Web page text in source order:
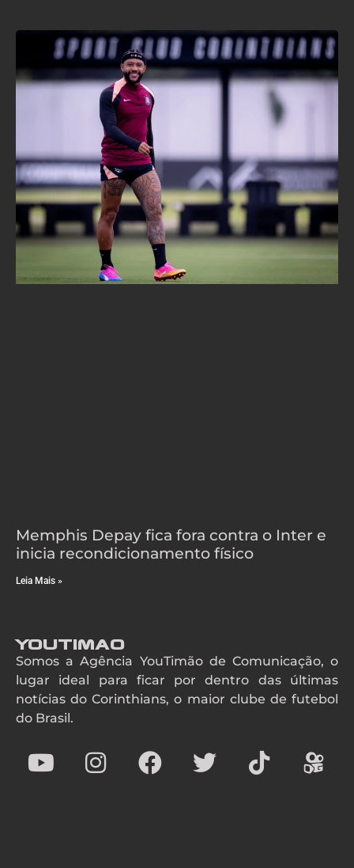
Memphis Depay fica fora contra o Inter e
inicia recondicionamento físico
Leia Mais »
YouTimao
Somos a Agência YouTimão de Comunicação, o
lugar ideal para ficar por dentro das últimas
notícias do Corinthians, o maior clube de futebol
do Brasil.